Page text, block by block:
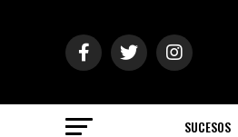
SUCESOS